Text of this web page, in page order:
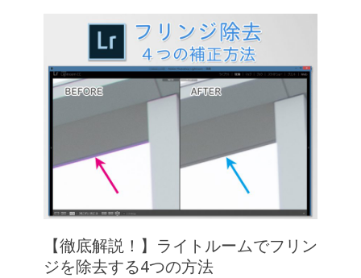
【徹底解説！】ライトルームでフリン
ジを除去する4つの方法